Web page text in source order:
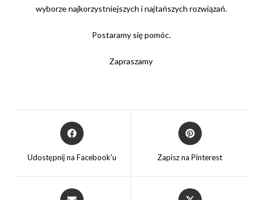
wyborze najkorzystniejszych i najtańszych rozwiązań.
Postaramy się pomóc.
Zapraszamy
Opens
in
new
Udostępnij na Facebook'u
Opens
in
Zapisz na Pinterest
Opens
Opens